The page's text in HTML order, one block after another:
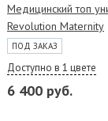
Медицинский топ
Revolution Maternity
ПОД ЗАКАЗ
Доступно в 1 цвете
6 400 руб.